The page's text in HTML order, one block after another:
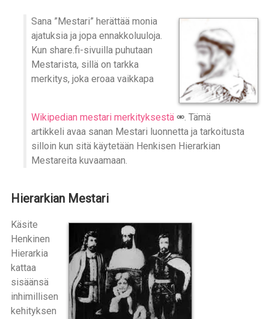
Sana ”Mestari” herättää monia
ajatuksia ja jopa ennakkoluuloja.
Kun share.fi-sivuilla puhutaan
Mestarista, sillä on tarkka
merkitys, joka eroaa vaikkapa
Wikipedian mestari merkityksestä
. Tämä
artikkeli avaa sanan Mestari luonnetta ja tarkoitusta
silloin kun sitä käytetään Henkisen Hierarkian
Mestareita kuvaamaan.
Hierarkian Mestari
Käsite
Henkinen
Hierarkia
kattaa
sisäänsä
inhimillisen
kehityksen